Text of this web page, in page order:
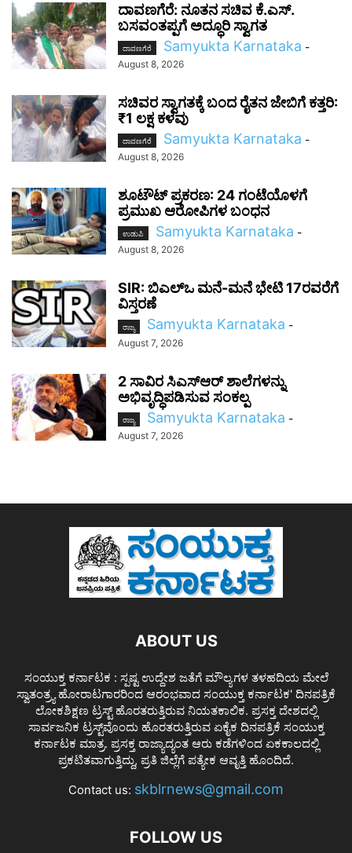
ದಾವಣಗೆರೆ: ನೂತನ ಸಚಿವ ಕೆ.ಎಸ್.
ಬಸವಂತಪ್ಪಗೆ ಅದ್ಧೂರಿ ಸ್ವಾಗತ
ದಾವಣಗೆರೆ Samyukta Karnataka -
August 8, 2026
ಸಚಿವರ ಸ್ವಾಗತಕ್ಕೆ ಬಂದ ರೈತನ ಜೇಬಿಗೆ ಕತ್ತರಿ:
₹1 ಲಕ್ಷ ಕಳವು
ದಾವಣಗೆರೆ Samyukta Karnataka -
August 8, 2026
ಶೂಟೌಟ್ ಪ್ರಕರಣ: 24 ಗಂಟೆಯೊಳಗೆ
ಪ್ರಮುಖ ಆರೋಪಿಗಳ ಬಂಧನ
ಉಡುಪಿ Samyukta Karnataka -
August 8, 2026
SIR: ಬಿಎಲ್ಒ ಮನೆ-ಮನೆ ಭೇಟಿ 17ರವರೆಗೆ
ವಿಸ್ತರಣೆ
ರಾಜ್ಯ Samyukta Karnataka -
August 7, 2026
2 ಸಾವಿರ ಸಿಎಸ್‌ಆರ್ ಶಾಲೆಗಳನ್ನು
ಅಭಿವೃದ್ಧಿಪಡಿಸುವ ಸಂಕಲ್ಪ
ರಾಜ್ಯ Samyukta Karnataka -
August 7, 2026
ABOUT US
ಸಂಯುಕ್ತ ಕರ್ನಾಟಕ : ಸ್ಪಷ್ಟ ಉದ್ದೇಶ ಜತೆಗೆ ಮೌಲ್ಯಗಳ ತಳಹದಿಯ ಮೇಲೆ
ಸ್ವಾತಂತ್ರ್ಯ ಹೋರಾಟಗಾರರಿಂದ ಆರಂಭವಾದ ಸಂಯುಕ್ತ ಕರ್ನಾಟಕ' ದಿನಪತ್ರಿಕೆ
ಲೋಕಶಿಕ್ಷಣ ಟ್ರಸ್ಟ್ ಹೊರತರುತ್ತಿರುವ ನಿಯತಕಾಲಿಕ. ಪ್ರಸಕ್ತ ದೇಶದಲ್ಲಿ
ಸಾರ್ವಜನಿಕ ಟ್ರಸ್ಟ್‌ವೊಂದು ಹೊರತರುತ್ತಿರುವ ಏಕೈಕ ದಿನಪತ್ರಿಕೆ ಸಂಯುಕ್ತ
ಕರ್ನಾಟಕ ಮಾತ್ರ. ಪ್ರಸಕ್ತ ರಾಜ್ಯಾದ್ಯಂತ ಆರು ಕಡೆಗಳಿಂದ ಏಕಕಾಲದಲ್ಲಿ
ಪ್ರಕಟಿತವಾಗುತ್ತಿದ್ದು, ಪ್ರತಿ ಜಿಲ್ಲೆಗೆ ಪತ್ಯೇಕ ಆವೃತ್ತಿ ಹೊಂದಿದೆ.
Contact us: skblrnews@gmail.com
FOLLOW US